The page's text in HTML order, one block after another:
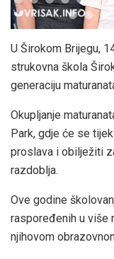
U Širokom Brijegu,
strukovna škola
generaciju
Okupljanje
Park, gdje će se
proslava i obilježiti
razdoblja.
Ove godine
raspoređenih u više
njihovom